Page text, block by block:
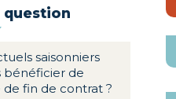
question
saisonniers
bénéficier de
fin de contrat ?